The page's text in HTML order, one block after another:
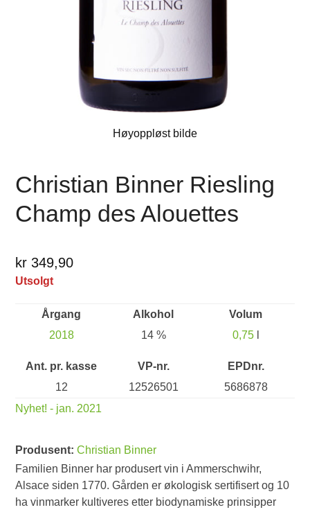
Høyoppløst bilde
Christian Binner Riesling
Champ des Alouettes
kr 349,90
Utsolgt
Årgang
2018
Alkohol
14 %
Volum
0,75l
Ant. pr. kasse
12
VP-nr.
12526501
EPDnr.
5686878
Nyhet! - jan. 2021
Produsent:Christian Binner
Familien Binner har produsert vin i Ammerschwihr,
Alsace siden 1770. Gården er økologisk sertifisert og 10
ha vinmarker kultiveres etter biodynamiske prinsipper